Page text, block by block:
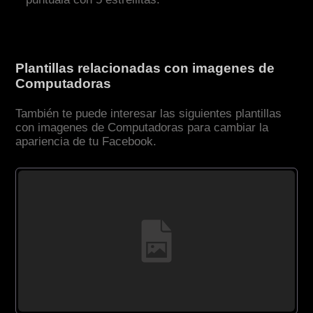
Plantillas relacionadas con imagenes de
Computadoras
También te puede interesar las siguientes plantillas
con imagenes de Computadoras para cambiar la
apariencia de tu Facebook.